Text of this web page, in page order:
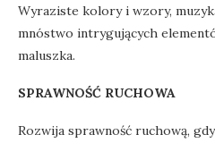
Wyraziste kolory i wzory,
mnóstwo intrygujących
maluszka.
SPRAWNOŚĆ RUCHOWA
Rozwija sprawność ruchową,